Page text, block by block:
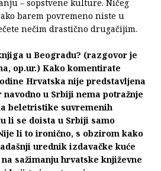
– sopstvene kulture. Ničeg
barem povremeno niste u
nečim drastično drugačijim.
u Beogradu? (razgovor je
op.ur.) Kako komentirate
Hrvatska nije predstavljena
u Srbiji nema potražnje
beletristike suvremenih
li se doista u Srbiji samo
li to ironično, s obzirom kako
urednik izdavačke kuće
sažimanju hrvatske književne